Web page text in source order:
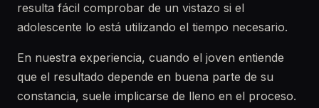
resulta fácil comprobar de un vistazo si el
adolescente lo está utilizando el tiempo necesario.
En nuestra experiencia, cuando el joven entiende
que el resultado depende en buena parte de su
constancia, suele implicarse de lleno en el proceso.